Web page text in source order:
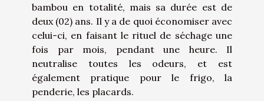
bambou en totalité, mais sa durée est de
deux (02) ans. Il y a de quoi économiser avec
celui-ci, en faisant le rituel de séchage une
fois par mois, pendant une heure. Il
neutralise toutes les odeurs, et est
également pratique pour le frigo, la
penderie, les placards.